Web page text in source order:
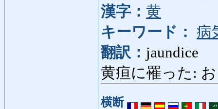
漢字： 黄
キーワード： 病
翻訳： jaundice
黄疸に罹った:
横断